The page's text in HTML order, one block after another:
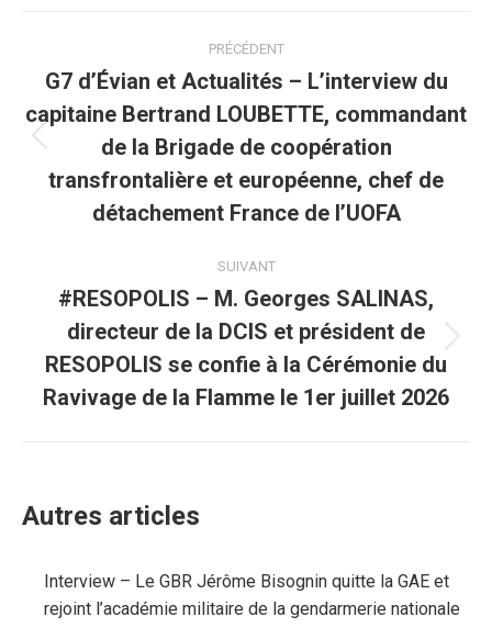
PRÉCÉDENT
G7 d’Évian et Actualités – L’interview du
capitaine Bertrand LOUBETTE, commandant
de la Brigade de coopération
transfrontalière et européenne, chef de
détachement France de l’UOFA
SUIVANT
#RESOPOLIS – M. Georges SALINAS,
directeur de la DCIS et président de
RESOPOLIS se confie à la Cérémonie du
Ravivage de la Flamme le 1er juillet 2026
Autres articles
Interview – Le GBR Jérôme Bisognin quitte la GAE et
rejoint l’académie militaire de la gendarmerie nationale